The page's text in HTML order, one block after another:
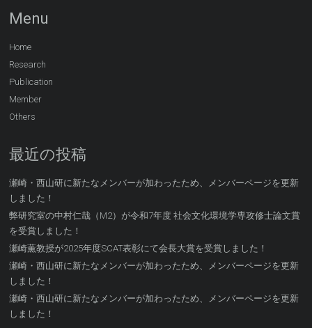
Menu
Home
Research
Publication
Member
Others
最近の投稿
瀬崎・西山研に新たなメンバーが加わったため、メンバーページを更新
しました！
弊研究室の中村仁哉（M2）が令和7年度 社会文化環境学専攻修士論文賞
を受賞しました！
瀬崎薫教授が2025年度SCAT表彰にて会長大賞を受賞しました！
瀬崎・西山研に新たなメンバーが加わったため、メンバーページを更新
しました！
瀬崎・西山研に新たなメンバーが加わったため、メンバーページを更新
しました！